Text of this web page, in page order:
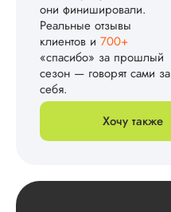
они финишировали.
Реальные отзывы
клиентов и 700+
«спасибо» за прошлый
сезон — говорят сами за
себя.
Хочу также